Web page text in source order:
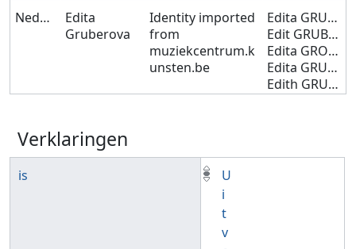
Nederlands
Edita
Gruberova
Identity imported
from
muziekcentrum.k
unsten.be
Edita GRUBEROVA
Edit GRUBEROVA
Edita GROEBEROVA
Edita GRUBEROWA
Edith GRUBEROVA
Verklaringen
is
U
i
t
v